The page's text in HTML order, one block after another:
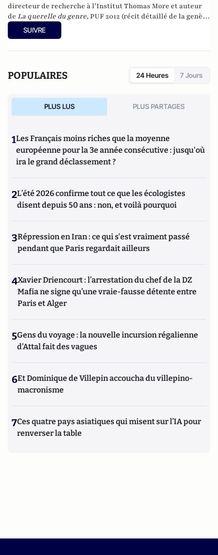
directeur de recherche à l’Institut Thomas More et auteur
de La querelle du genre, PUF 2012 (récit détaillé de la genèse
de la notion de “genre”) ;
contre l’américanisation des soins aux enfants
SUIVRE
POPULAIRES 24 Heures 7 Jours
PLUS LUS PLUS PARTAGES
1Les Français moins riches que la moyenne
européenne pour la 3e année consécutive : jusqu'où
ira le grand déclassement ?
2L’été 2026 confirme tout ce que les écologistes
disent depuis 50 ans : non, et voilà pourquoi
3Répression en Iran : ce qui s'est vraiment passé
pendant que Paris regardait ailleurs
4Xavier Driencourt : l’arrestation du chef de la DZ
Mafia ne signe qu’une vraie-fausse détente entre
Paris et Alger
5Gens du voyage : la nouvelle incursion régalienne
d'Attal fait des vagues
6Et Dominique de Villepin accoucha du villepino-
macronisme
7Ces quatre pays asiatiques qui misent sur l’IA pour
renverser la table